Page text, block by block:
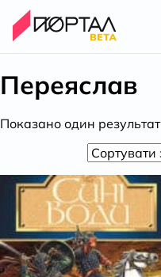
Переяслав
Показано один результат